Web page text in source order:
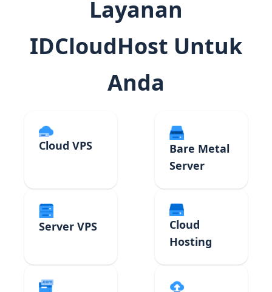
Layanan
IDCloudHost Untuk
Anda
Cloud VPS
Bare Metal
Server
Server VPS
Cloud
Hosting